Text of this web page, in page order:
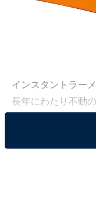
インスタントラー
長年にわたり不動
All About編集部で